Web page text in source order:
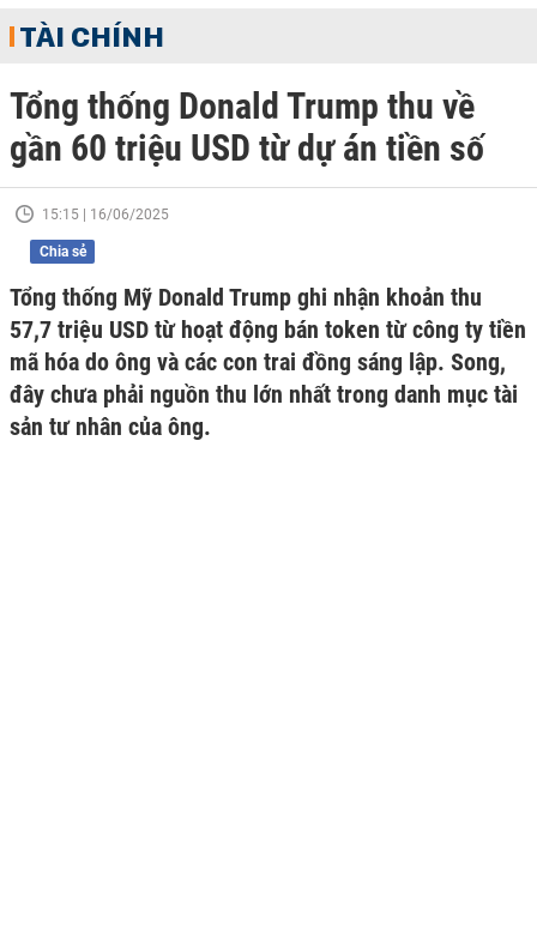
TÀI CHÍNH
Tổng thống Donald Trump thu về
gần 60 triệu USD từ dự án tiền số
15:15 | 16/06/2025
Chia sẻ
Tổng thống Mỹ Donald Trump ghi nhận khoản thu
57,7 triệu USD từ hoạt động bán token từ công ty tiền
mã hóa do ông và các con trai đồng sáng lập. Song,
đây chưa phải nguồn thu lớn nhất trong danh mục tài
sản tư nhân của ông.